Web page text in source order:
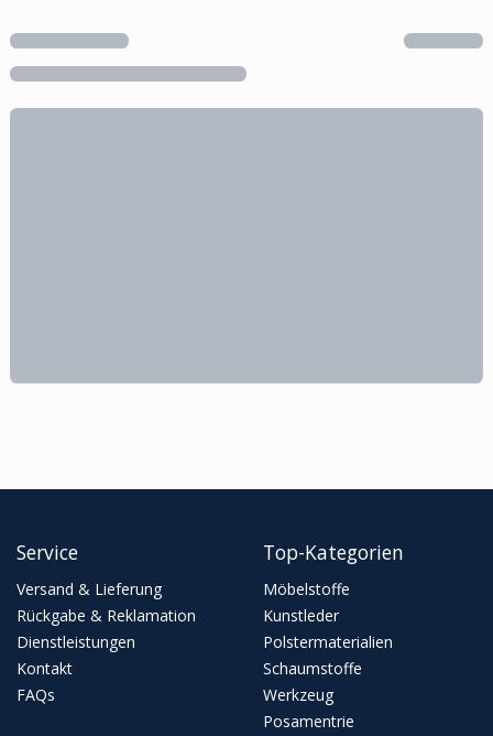
Service
Versand & Lieferung
Rückgabe & Reklamation
Dienstleistungen
Kontakt
FAQs
Top-Kategorien
Möbelstoffe
Kunstleder
Polstermaterialien
Schaumstoffe
Werkzeug
Posamentrie